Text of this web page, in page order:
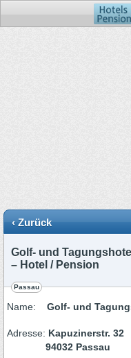
‹ Zurück
Golf- und
– Hotel / Pension
Passau
Name: Golf- und
Adresse: Kapuzinerstr. 32
94032 Passau